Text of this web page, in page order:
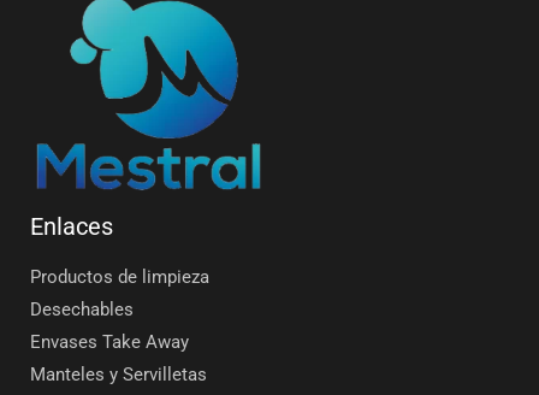
Enlaces
Productos de limpieza
Desechables
Envases Take Away
Manteles y Servilletas